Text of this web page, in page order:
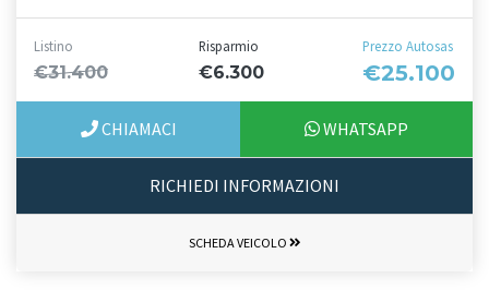
Listino
€31.400
Risparmio
€6.300
Prezzo Autosas
€25.100
CHIAMACI WHATSAPP
RICHIEDI INFORMAZIONI
SCHEDA VEICOLO